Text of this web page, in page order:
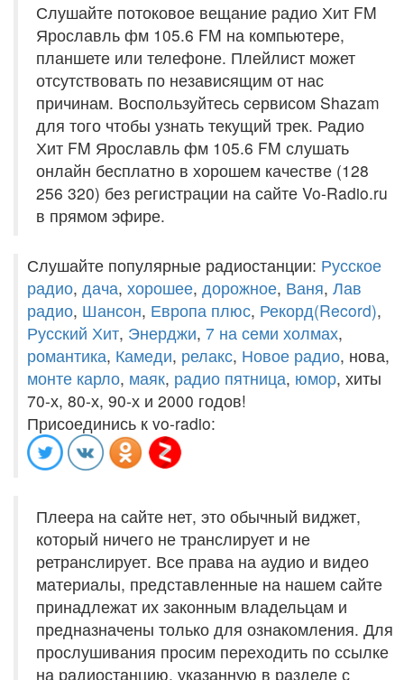
Слушайте потоковое вещание радио Хит FM
Ярославль фм 105.6 FM на компьютере,
планшете или телефоне. Плейлист может
отсутствовать по независящим от нас
причинам. Воспользуйтесь сервисом Shazam
для того чтобы узнать текущий трек. Радио
Хит FM Ярославль фм 105.6 FM слушать
онлайн бесплатно в хорошем качестве (128
256 320) без регистрации на сайте Vo-Radio.ru
в прямом эфире.
Слушайте популярные радиостанции: Русское
радио, дача, хорошее, дорожное, Ваня, Лав
радио, Шансон, Европа плюс, Рекорд(Record),
Русский Хит, Энерджи, 7 на семи холмах,
романтика, Камеди, релакс, Новое радио, нова,
монте карло, маяк, радио пятница, юмор, хиты
70-х, 80-х, 90-х и 2000 годов!
Присоединись к vo-radio:
Плеера на сайте нет, это обычный виджет,
который ничего не транслирует и не
ретранслирует. Все права на аудио и видео
материалы, представленные на нашем сайте
принадлежат их законным владельцам и
предназначены только для ознакомления. Для
прослушивания просим переходить по ссылке
на радиостанцию, указанную в разделе с